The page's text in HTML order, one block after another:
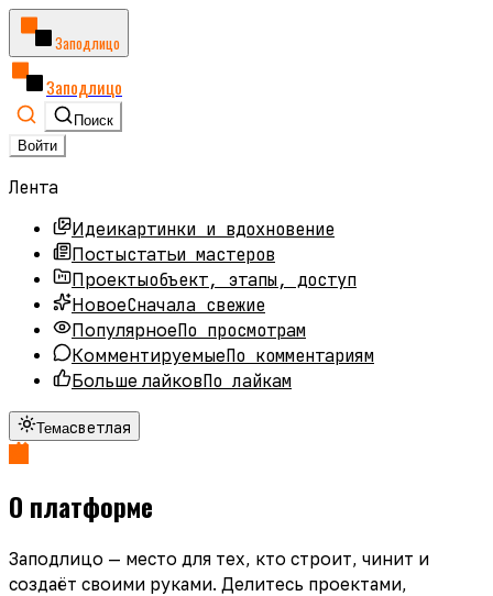
Заподлицо
Заподлицо
Поиск
Войти
Лента
Идеикартинки и вдохновение
Постыстатьи мастеров
Проектыобъект, этапы, доступ
НовоеСначала свежие
ПопулярноеПо просмотрам
КомментируемыеПо комментариям
Больше лайковПо лайкам
Темасветлая
О платформе
Заподлицо — место для тех, кто строит, чинит и
создаёт своими руками. Делитесь проектами,